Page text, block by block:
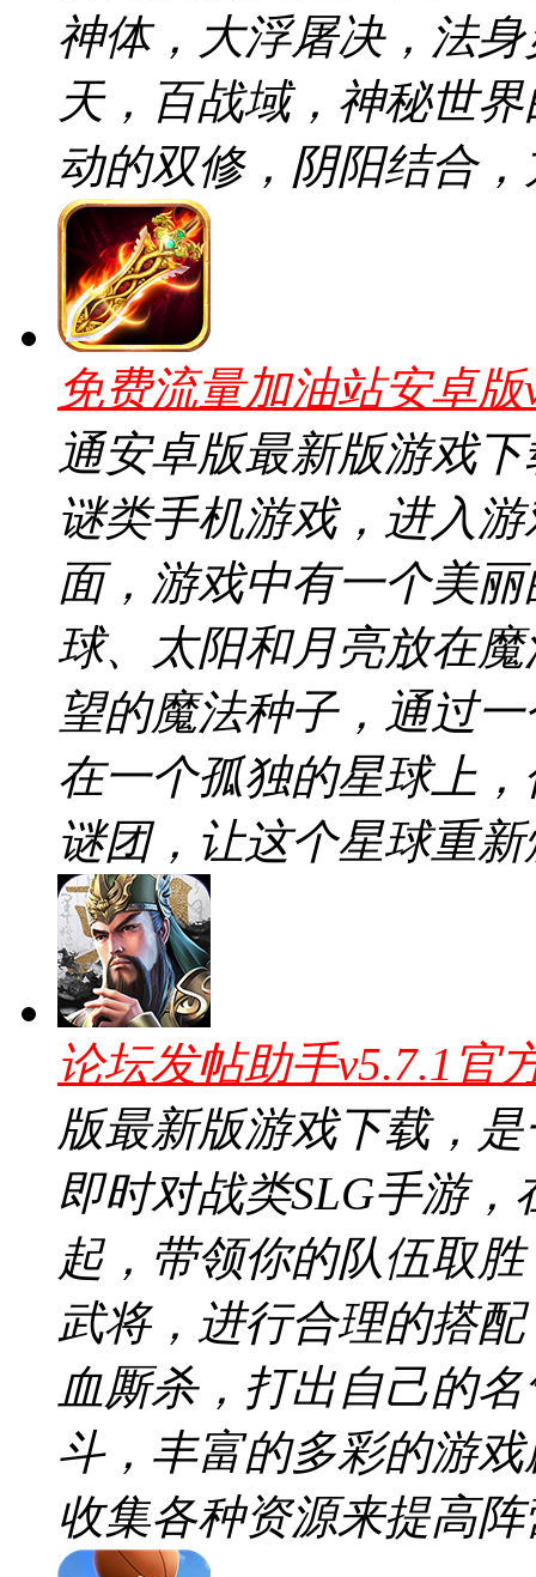
神体，大浮屠决，法
天，百战域，神秘世
动的双修，阴阳结合
免费流量加油站安卓版
通安卓版最新版游戏
谜类手机游戏，进入
面，游戏中有一个美
球、太阳和月亮放在
望的魔法种子，通过
在一个孤独的星球上
谜团，让这个星球重
论坛发帖助手v5.7.1官
版最新版游戏下载，
即时对战类SLG手游
起，带领你的队伍取
武将，进行合理的搭
血厮杀，打出自己的
斗，丰富的多彩的游
收集各种资源来提高